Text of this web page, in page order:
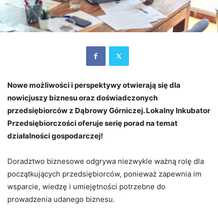
Nowe możliwości i perspektywy otwierają się dla
nowicjuszy biznesu oraz doświadczonych
przedsiębiorców z Dąbrowy Górniczej. Lokalny Inkubator
Przedsiębiorczości oferuje serię porad na temat
działalności gospodarczej!
Doradztwo biznesowe odgrywa niezwykle ważną rolę dla
początkujących przedsiębiorców, ponieważ zapewnia im
wsparcie, wiedzę i umiejętności potrzebne do
prowadzenia udanego biznesu.